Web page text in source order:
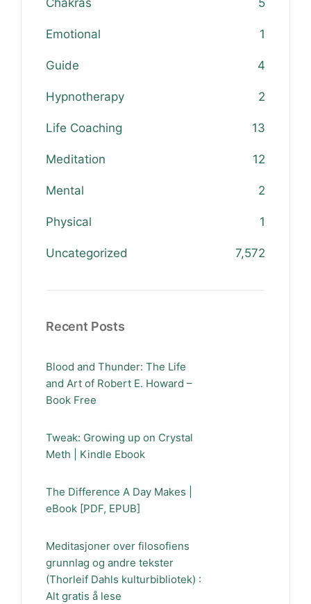
Chakras 5
Emotional 1
Guide 4
Hypnotherapy 2
Life Coaching 13
Meditation 12
Mental 2
Physical 1
Uncategorized 7,572
Recent Posts
Blood and Thunder: The Life
and Art of Robert E. Howard –
Book Free
Tweak: Growing up on Crystal
Meth | Kindle Ebook
The Difference A Day Makes |
eBook [PDF, EPUB]
Meditasjoner over filosofiens
grunnlag og andre tekster
(Thorleif Dahls kulturbibliotek) :
Alt gratis å lese